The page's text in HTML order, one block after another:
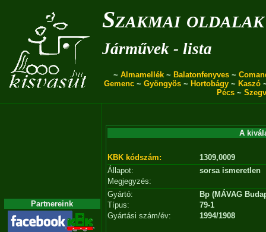
Szakmai oldalak
Járművek - lista
~ Almamellék ~ Balatonfenyves ~
Gemenc ~ Gyöngyös ~ Hortobágy ~ Kaszó
Pécs ~
Partnereink
A
KBK kódszám:
1309,0009
Állapot:
sorsa ismeretlen
Megjegyzés:
Gyártó:
Bp (MÁVAG
Típus:
79-1
Gyártási szám/év:
1994/1908